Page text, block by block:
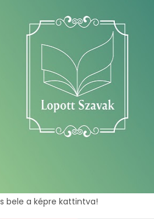
bele a képre kattintva!